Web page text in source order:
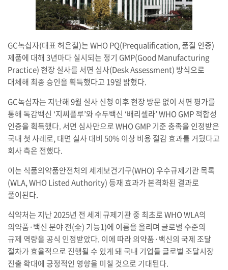
GC녹십자(대표 허은철)는 WHO PQ(Prequalification, 품질 인증)
제품에 대해 3년마다 실시되는 정기 GMP(Good Manufacturing
Practice) 현장 실사를 서면 심사(Desk Assessment) 방식으로
대체해 최종 승인을 획득했다고 19일 밝혔다.
GC녹십자는 지난해 9월 실사 신청 이후 현장 방문 없이 서면 평가를
통해 독감백신 ‘지씨플루’와 수두백신 ‘배리셀라’ WHO GMP 적합성
인증을 획득했다. 서면 심사만으로 WHO GMP 기준 충족을 인정받은
국내 첫 사례로, 대면 실사 대비 50% 이상 비용 절감 효과를 거뒀다고
회사 측은 전했다.
이는 식품의약품안전처의 세계보건기구(WHO) 우수규제기관 목록
(WLA, WHO Listed Authority) 등재 효과가 본격화된 결과로
풀이된다.
식약처는 지난 2025년 전 세계 규제기관 중 최초로 WHO WLA의
의약품·백신 분야 전(全) 기능1)에 이름을 올리며 글로벌 수준의
규제 역량을 공식 인정받았다. 이에 따라 의약품·백신의 국제 조달
절차가 효율적으로 진행될 수 있게 돼 국내 기업들 글로벌 조달시장
진출 확대에 긍정적인 영향을 미칠 것으로 기대된다.